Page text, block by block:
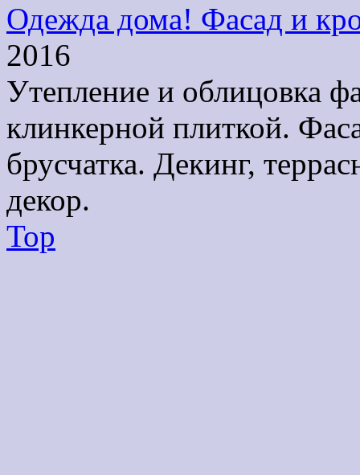
Одежда дома! Фасад и
2016
Утепление и облицовка
клинкерной плиткой.
брусчатка. Декинг,
декор.
Top